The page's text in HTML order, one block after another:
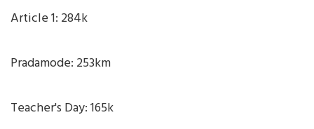
Article 1: 284k
Pradamode: 253km
Teacher's Day: 165k